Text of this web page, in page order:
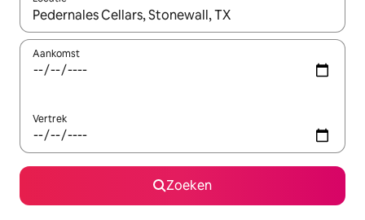
Wanneer er suggesties beschikbaar zijn, maak je een keuze
Aankomst
Vertrek
Zoeken